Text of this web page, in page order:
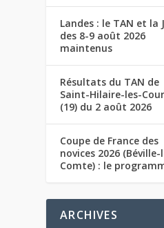
Landes : le TAN et la
des 8-9 août 2026
maintenus
Résultats du TAN de
Saint-Hilaire-les-
(19) du 2 août 2026
Coupe de France des
novices 2026 (Béville-
Comte) : le
ARCHIVES